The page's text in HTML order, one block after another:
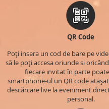
QR Code
Poți insera un cod de bare pe
să le poți accesa oriunde si
fiecare invitat în parte
smartphone-ul un QR code
descărcare live la eveniment
personal.